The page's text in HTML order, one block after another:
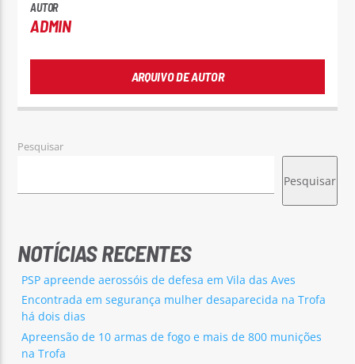
AUTOR
ADMIN
ARQUIVO DE AUTOR
Pesquisar
Pesquisar
NOTÍCIAS RECENTES
PSP apreende aerossóis de defesa em Vila das Aves
Encontrada em segurança mulher desaparecida na Trofa
há dois dias
Apreensão de 10 armas de fogo e mais de 800 munições
na Trofa